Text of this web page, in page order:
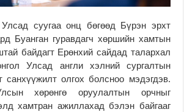
суугаа онц бөгөөд Бүрэн эрхт
Буанган гуравдагч хөршийн хамтын
байдагт Ерөнхий сайдад талархал
Улсад англи хэлний сургалтын
санхүүжилт олгох болсноо мэдэгдэв.
хөрөнгө оруулалтын орчныг
хамтран ажиллахад бэлэн байгааг